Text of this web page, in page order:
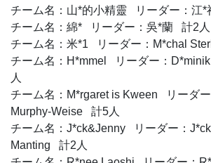
チーム名：山*的小精靈 リーダー：江*
チーム名：綿* リーダー：吳*蘭 計2人
チーム名：米*1 リーダー：M*chal
チーム名：H*mmel リーダー：
人
チーム名：M*rgaret is Kween リーダ
Murphy-Weise 計5人
チーム名：J*ck&Jenny リーダー：
Manting 計2人